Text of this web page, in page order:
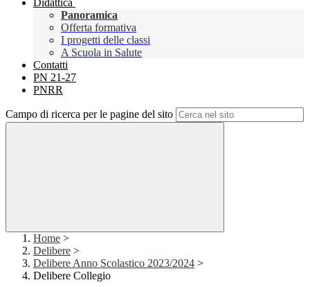
Didattica
Panoramica
Offerta formativa
I progetti delle classi
A Scuola in Salute
Contatti
PN 21-27
PNRR
Campo di ricerca per le pagine del sito
Home >
Delibere >
Delibere Anno Scolastico 2023/2024 >
Delibere Collegio